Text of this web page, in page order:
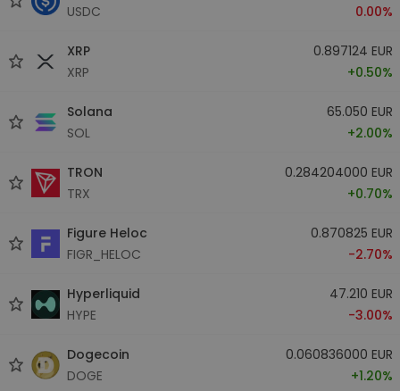
USDC
0.00%
XRP
XRP
0.897124 EUR
+0.50%
Solana
SOL
65.050 EUR
+2.00%
TRON
TRX
0.284204000 EUR
+0.70%
Figure Heloc
FIGR_HELOC
0.870825 EUR
-2.70%
Hyperliquid
HYPE
47.210 EUR
-3.00%
Dogecoin
DOGE
0.060836000 EUR
+1.20%